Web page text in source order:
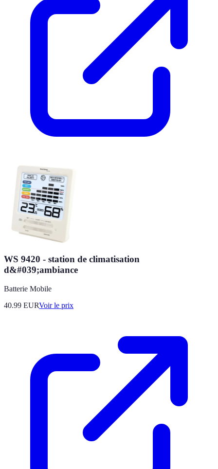
WS 9420 - station de climatisation
d&#039;ambiance
Batterie Mobile
40.99 EURVoir le prix